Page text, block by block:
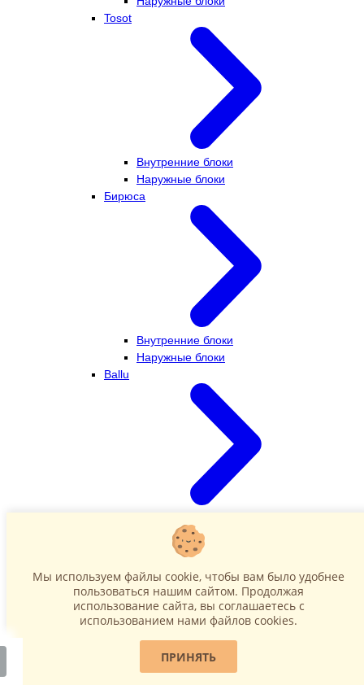
Tosot
Внутренние блоки
Наружные блоки
Бирюса
Внутренние блоки
Наружные блоки
Ballu
Наружные блоки
Мы используем файлы cookie, чтобы вам было удобнее
пользоваться нашим сайтом. Продолжая
использование сайта, вы соглашаетесь c
использованием нами файлов cookies.
ПРИНЯТЬ